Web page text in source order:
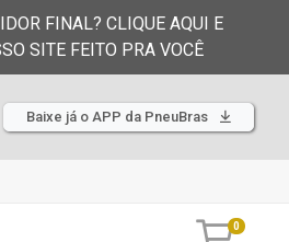
FINAL? CLIQUE AQUI E
SITE FEITO PRA VOCÊ
Baixe já o APP da PneuBras
0